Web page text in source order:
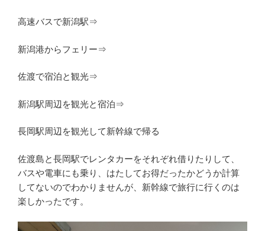
高速バスで新潟駅⇒
新潟港からフェリー⇒
佐渡で宿泊と観光⇒
新潟駅周辺を観光と宿泊⇒
長岡駅周辺を観光して新幹線で帰る
佐渡島と長岡駅でレンタカーをそれぞれ借りたりして、
バスや電車にも乗り、はたしてお得だったかどうか計算
してないのでわかりませんが、新幹線で旅行に行くのは
楽しかったです。